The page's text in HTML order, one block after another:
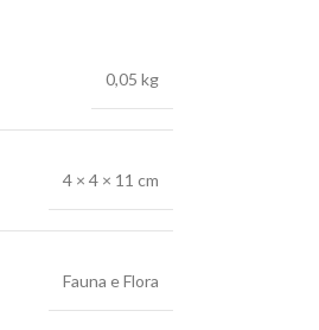
0,05 kg
4 × 4 × 11 cm
Fauna e Flora